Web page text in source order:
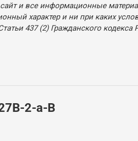
и все информационные
характер и ни при каких
437 (2) Гражданского кодекса
2-а-В